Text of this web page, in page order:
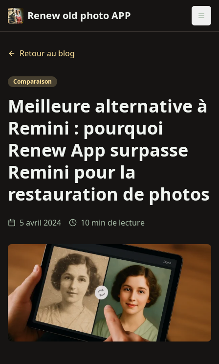
Renew old photo APP
Retour au blog
Comparaison
Meilleure alternative à
Remini : pourquoi
Renew App surpasse
Remini pour la
restauration de photos
5 avril 2024 10 min de lecture